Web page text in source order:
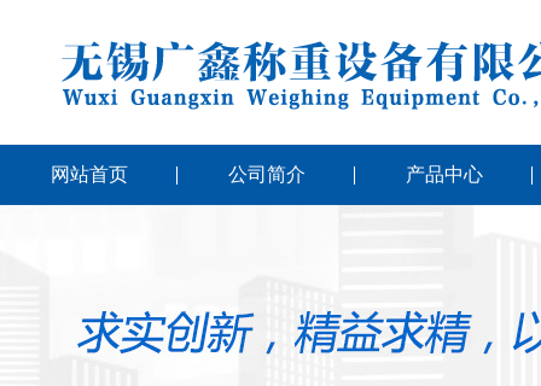
网站首页 公司简介 产品中心